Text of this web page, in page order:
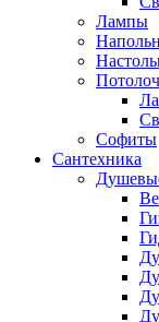
Лампы
Софиты
Сантехника